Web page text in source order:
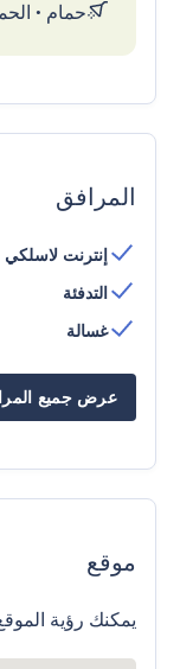
حمام •
المرافق
إنترنت لاسلكي
التدفئة
غسالة
عرض جميع
موقع
يمكنك رؤية